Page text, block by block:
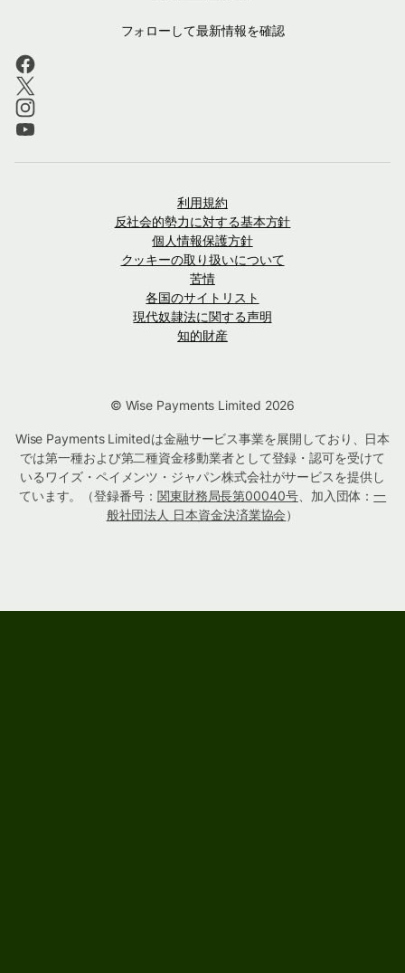
フォローして最新情報を確認
利用規約
反社会的勢力に対する基本方針
個人情報保護方針
クッキーの取り扱いについて
苦情
各国のサイトリスト
現代奴隷法に関する声明
知的財産
© Wise Payments Limited 2026
Wise Payments Limitedは金融サービス事業を展開しており、日本
では第一種および第二種資金移動業者として登録・認可を受けて
いるワイズ・ペイメンツ・ジャパン株式会社がサービスを提供し
ています。（登録番号： 関東財務局長第00040号、加入団体：一
般社団法人 日本資金決済業協会）